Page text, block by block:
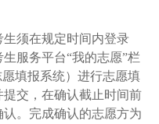
须在规定时间内登录
服务平台“我的志愿”栏
愿填报系统）进行志愿填
交，在确认截止时间前
。完成确认的志愿方为